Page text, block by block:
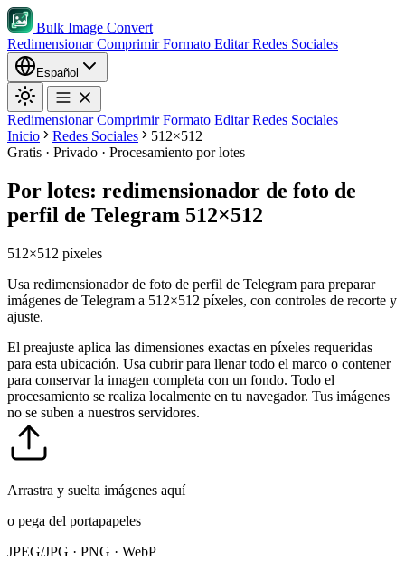
Bulk Image Convert
RedimensionarComprimirFormato EditarRedes Sociales
Español
RedimensionarComprimirFormato EditarRedes Sociales
Inicio
Redes Sociales
512×512
Gratis · Privado · Procesamiento por lotes
Por lotes: redimensionador de foto de
perfil de Telegram 512×512
512×512 píxeles
Usa redimensionador de foto de perfil de Telegram para preparar
imágenes de Telegram a 512×512 píxeles, con controles de recorte y
ajuste.
El preajuste aplica las dimensiones exactas en píxeles requeridas
para esta ubicación. Usa cubrir para llenar todo el marco o contener
para conservar la imagen completa con un fondo. Todo el
procesamiento se realiza localmente en tu navegador. Tus imágenes
no se suben a nuestros servidores.
Arrastra y suelta imágenes aquí
o pega del portapapeles
JPEG/JPG · PNG · WebP